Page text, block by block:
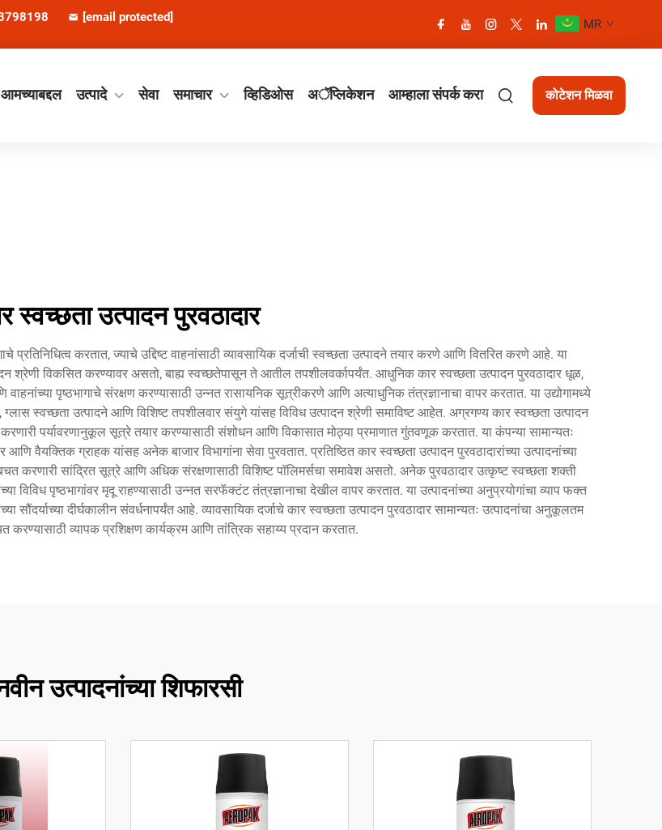
[email protected] MR
आमच्याबद्दल उत्पादे सेवा समाचार व्हिडिओस अॅप्लिकेशन आम्हाला संपर्क करा कोटेशन मिळवा
स्वच्छता उत्पादन पुरवठादार
प्रतिनिधित्व करतात, ज्याचे उद्दिष्ट वाहनांसाठी व्यावसायिक दर्जाची स्वच्छता उत्पादने तयार करणे आणि वितरित करणे आहे. या
श्रेणी विकसित करण्यावर असतो, बाह्य स्वच्छतेपासून ते आतील तपशीलवर्कापर्यंत. आधुनिक कार स्वच्छता उत्पादन पुरवठादार धूळ,
पृष्ठभागाचे संरक्षण करण्यासाठी उन्नत रासायनिक सूत्रीकरणे आणि अत्याधुनिक तंत्रज्ञानाचा वापर करतात. या उद्योगामध्ये
स्वच्छता उत्पादने आणि विशिष्ट तपशीलवार संयुगे यांसह विविध उत्पादन श्रेणी समाविष्ट आहेत. अग्रगण्य कार स्वच्छता उत्पादन
करणारी पर्यावरणानुकूल सूत्रे तयार करण्यासाठी संशोधन आणि विकासात मोठ्या प्रमाणात गुंतवणूक करतात. या कंपन्या सामान्यतः
वैयक्तिक ग्राहक यांसह अनेक बाजार विभागांना सेवा पुरवतात. प्रतिष्ठित कार स्वच्छता उत्पादन पुरवठादारांच्या उत्पादनांच्या
करणारी सांद्रित सूत्रे आणि अधिक संरक्षणासाठी विशिष्ट पॉलिमर्सचा समावेश असतो. अनेक पुरवठादार उत्कृष्ट स्वच्छता शक्ती
पृष्ठभागांवर मृदू राहण्यासाठी उन्नत सरफॅक्टंट तंत्रज्ञानाचा देखील वापर करतात. या उत्पादनांच्या अनुप्रयोगांचा व्याप फक्त
दीर्घकालीन संवर्धनापर्यंत आहे. व्यावसायिक दर्जाचे कार स्वच्छता उत्पादन पुरवठादार सामान्यतः उत्पादनांचा अनुकूलतम
करण्यासाठी व्यापक प्रशिक्षण कार्यक्रम आणि तांत्रिक सहाय्य प्रदान करतात.
उत्पादनांच्या शिफारसी